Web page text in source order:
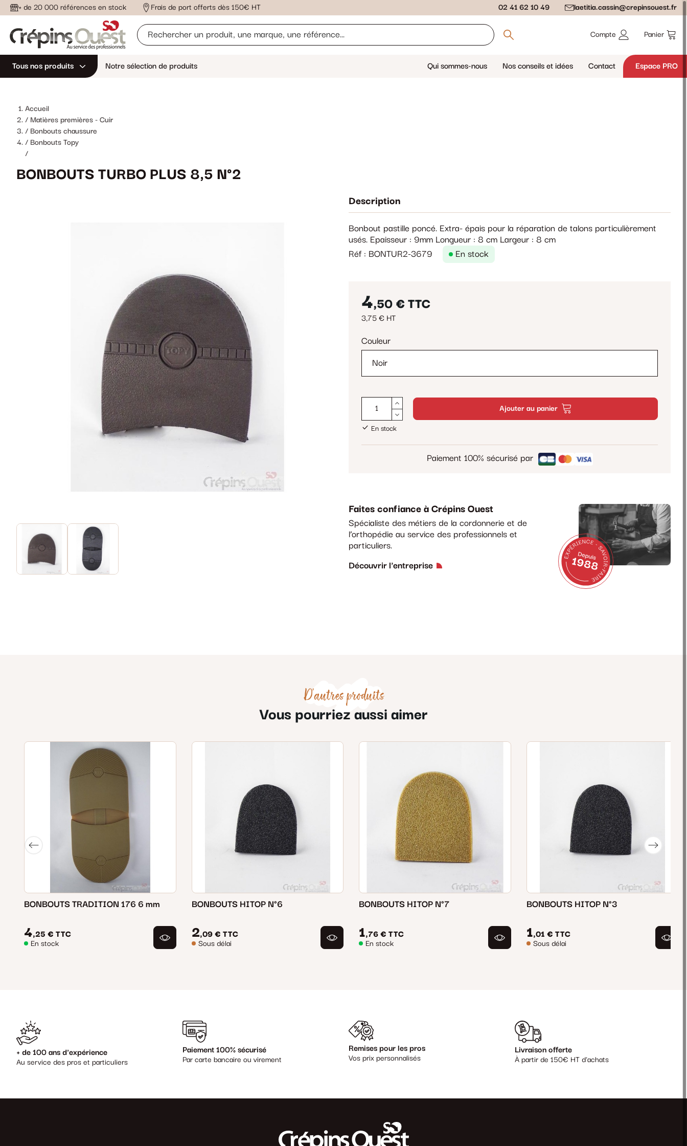
+ de 20 000 références en stock Frais de port offerts dès 150€ HT 02 41 62 10 49 laetitia.cassin@crepinsouest.fr
Compte Panier
Tous nos produits Notre sélection de produits Qui sommes-nous Nos conseils et idées Contact Espace PRO
Accueil
Matières premières - Cuir
Bonbouts chaussure
Bonbouts Topy
/
BONBOUTS TURBO PLUS 8,5 N°2
Description
Bonbout pastille poncé. Extra- épais pour la réparation de talons particulièrement
usés. Epaisseur : 9mm Longueur : 8 cm Largeur : 8 cm
Réf : BONTUR2-3679
En stock
4,50 € TTC
3,75 € HT
Couleur
Ajouter au panier
En stock
Paiement 100% sécurisé par
Faites confiance à Crépins Ouest
Spécialiste des métiers de la cordonnerie et de
l’orthopédie au service des professionnels et
particuliers.
Découvrir l'entreprise
D'autres produits
Vous pourriez aussi aimer
BONBOUTS TRADITION 176 6 mm
4,25 € TTC
En stock
BONBOUTS HITOP N°6
2,09 € TTC
Sous délai
BONBOUTS HITOP N°7
1,76 € TTC
En stock
BONBOUTS HITOP N°3
1,01 € TTC
Sous délai
+ de 100 ans d'expérience
Au service des pros et particuliers
Paiement 100% sécurisé
Par carte bancaire ou virement
Remises pour les pros
Vos prix personnalisés
Livraison offerte
À partir de 150€ HT d'achats